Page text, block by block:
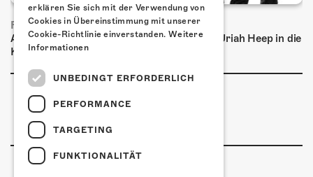
FRISCH BESTÄTIGT: URIAH HEEP
Am Sonntag, 15. November 2026 kommen Uriah Heep in die
Kulturfabrik Kofmehl!
erklären Sie sich mit der Verwendung von
Cookies in Übereinstimmung mit unserer
Cookie-Richtlinie einverstanden. Weitere
Informationen
UNBEDINGT ERFORDERLICH
PERFORMANCE
TARGETING
FUNKTIONALITÄT